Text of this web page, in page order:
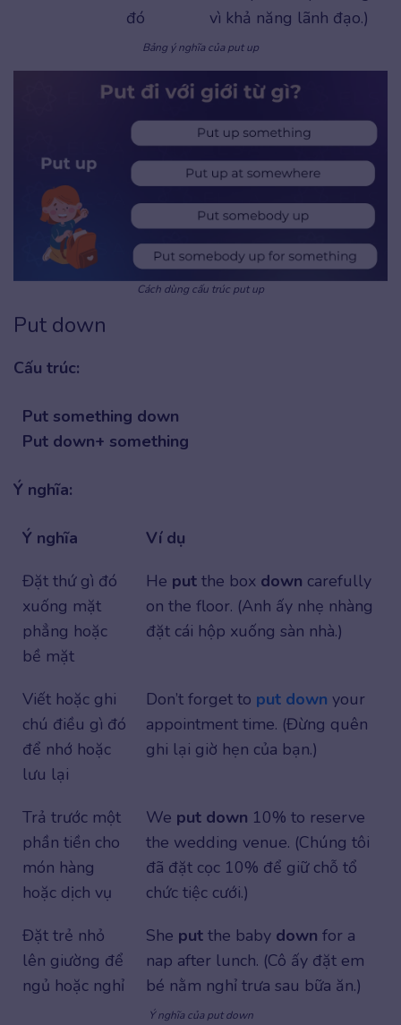
đó
vì khả năng lãnh đạo.)
Bảng ý nghĩa của put up
Cách dùng cấu trúc put up
Put down
Cấu trúc:
Put something down
Put down+ something
Ý nghĩa:
Ý nghĩa
Ví dụ
Đặt thứ gì đó
xuống mặt
phẳng hoặc
bề mặt
He put the box down carefully
on the floor. (Anh ấy nhẹ nhàng
đặt cái hộp xuống sàn nhà.)
Viết hoặc ghi
chú điều gì đó
để nhớ hoặc
lưu lại
Don’t forget to put down your
appointment time. (Đừng quên
ghi lại giờ hẹn của bạn.)
Trả trước một
phần tiền cho
món hàng
hoặc dịch vụ
We put down 10% to reserve
the wedding venue. (Chúng tôi
đã đặt cọc 10% để giữ chỗ tổ
chức tiệc cưới.)
Đặt trẻ nhỏ
lên giường để
ngủ hoặc nghỉ
She put the baby down for a
nap after lunch. (Cô ấy đặt em
bé nằm nghỉ trưa sau bữa ăn.)
Ý nghĩa của put down